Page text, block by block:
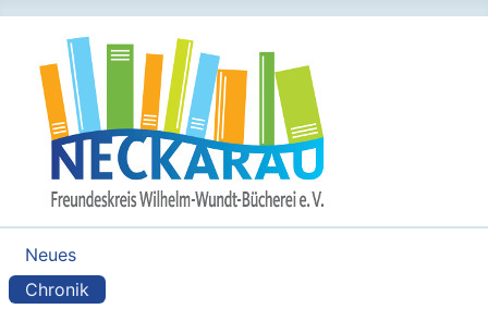
Neues
Chronik